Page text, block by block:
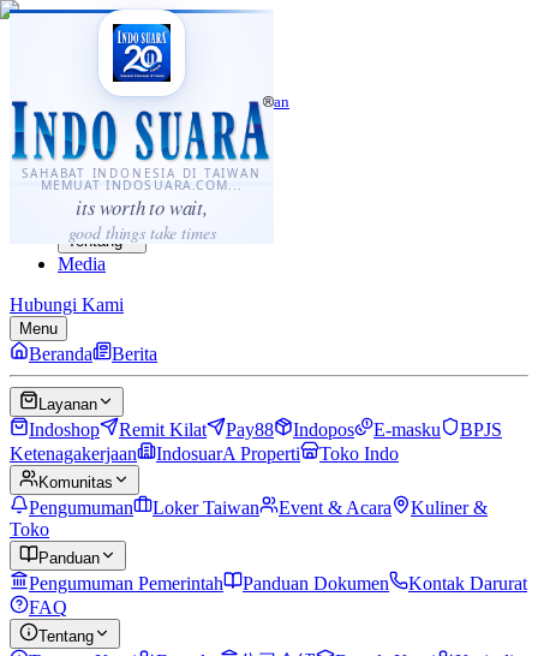
SAHABAT INDONESIA DI TAIWAN
MEMUAT INDOSUARA.COM...
its worth to wait,
good things take times
·...
⌘K
Sahabat Indonesia di Taiwan
Berita
Layanan
Komunitas
Panduan
Tentang
Media
Hubungi Kami
Menu
Beranda Berita
Layanan
Indoshop Remit Kilat Pay88 Indopos E-masku
BPJS
Ketenagakerjaan
IndosuarA Properti Toko Indo
Komunitas
Pengumuman Loker Taiwan Event & Acara
Kuliner &
Toko
Panduan
Pengumuman Pemerintah Panduan Dokumen
Kontak Darurat
FAQ
Tentang